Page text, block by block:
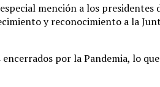
mención a los
y reconocimiento a la
por la Pandemia, lo